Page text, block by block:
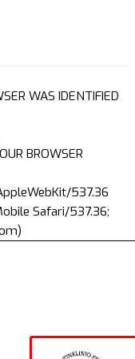
WAS IDENTIFIED
BROWSER
537.36
Safari/537.36;